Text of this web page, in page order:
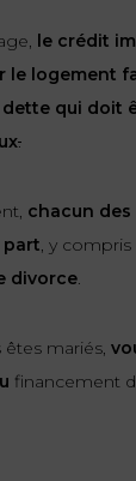
le crédit
le logement
qui doit
.
chacun
part, y compris
divorce.
êtes mariés,
financement